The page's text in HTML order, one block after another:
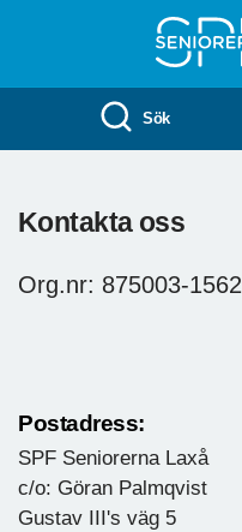
Sök
Kontakta oss
Org.nr: 875003-1562
Postadress:
SPF Seniorerna Laxå
c/o: Göran Palmqvist
Gustav III's väg 5